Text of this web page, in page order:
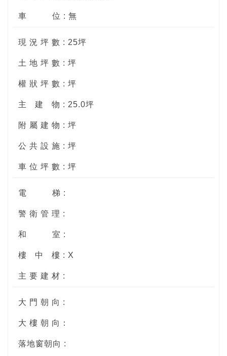
車 位 : 無
現 況 坪 數 : 25坪
土 地 坪 數 : 坪
權 狀 坪 數 : 坪
主 建 物 : 25.0坪
附 屬 建 物 : 坪
公 共 設 施 : 坪
車 位 坪 數 : 坪
電 梯 :
警 衛 管 理 :
和 室 :
樓 中 樓 : X
主 要 建 材 :
大 門 朝 向 :
大 樓 朝 向：
落地窗朝向 :